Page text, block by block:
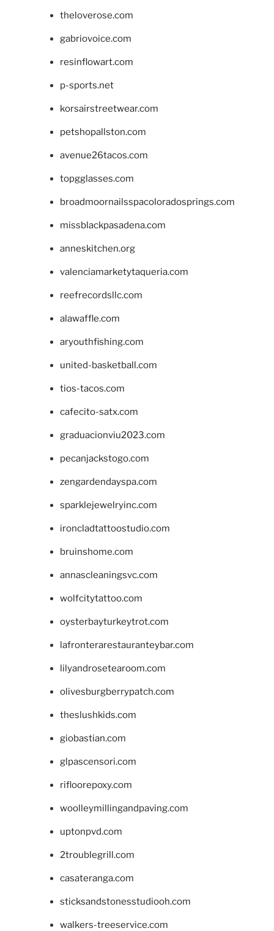
theloverose.com
gabriovoice.com
resinflowart.com
p-sports.net
korsairstreetwear.com
petshopallston.com
avenue26tacos.com
topgglasses.com
broadmoornailsspacoloradosprings.com
missblackpasadena.com
anneskitchen.org
valenciamarketytaqueria.com
reefrecordsllc.com
alawaffle.com
aryouthfishing.com
united-basketball.com
tios-tacos.com
cafecito-satx.com
graduacionviu2023.com
pecanjackstogo.com
zengardendayspa.com
sparklejewelryinc.com
ironcladtattoostudio.com
bruinshome.com
annascleaningsvc.com
wolfcitytattoo.com
oysterbayturkeytrot.com
lafronterarestauranteybar.com
lilyandrosetearoom.com
olivesburgberrypatch.com
theslushkids.com
giobastian.com
glpascensori.com
rifloorepoxy.com
woolleymillingandpaving.com
uptonpvd.com
2troublegrill.com
casateranga.com
sticksandstonesstudiooh.com
walkers-treeservice.com